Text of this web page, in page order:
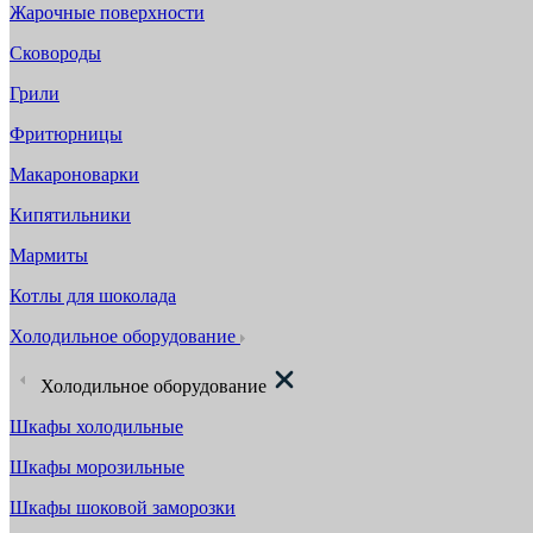
Жарочные поверхности
Сковороды
Грили
Фритюрницы
Макароноварки
Кипятильники
Мармиты
Котлы для шоколада
Холодильное оборудование
Холодильное оборудование
Шкафы холодильные
Шкафы морозильные
Шкафы шоковой заморозки